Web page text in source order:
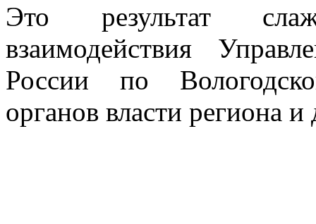
Это результат
взаимодействия
России по
органов власти региона